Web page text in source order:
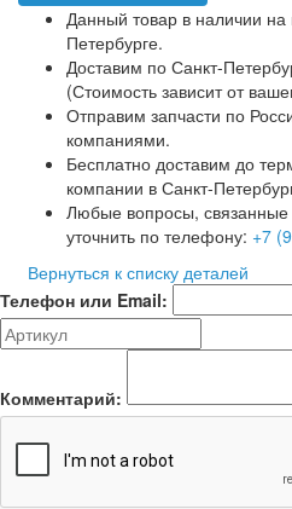
Данный товар в наличии
Петербурге.
Доставим по Санкт-
(Стоимость зависит от
Отправим запчасти по
компаниями.
Бесплатно доставим до
компании в Санкт-
Любые вопросы,
уточнить по телефону: +7
Вернуться к списку деталей
Телефон или Email:
Комментарий: